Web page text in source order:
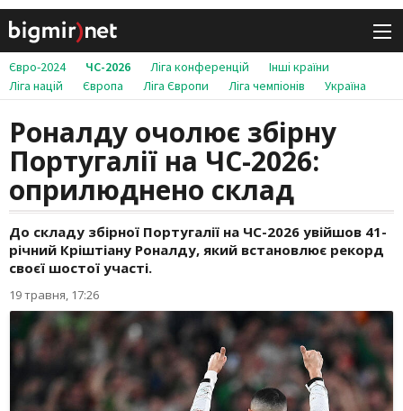
Євро-2024 ЧС-2026 Ліга конференцій
Інші країни
Ліга націй
Європа Ліга Європи Ліга чемпіонів Україна
Роналду очолює збірну
Португалії на ЧС-2026:
оприлюднено склад
До складу збірної Португалії на ЧС-2026 увійшов 41-
річний Кріштіану Роналду, який встановлює рекорд
своєї шостої участі.
19 травня, 17:26